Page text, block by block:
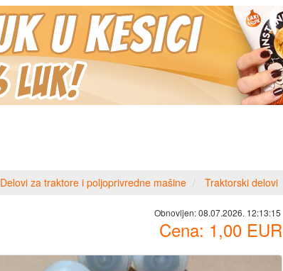
Delovi za traktore i poljoprivredne mašine Traktorski delovi
Obnovljen:08.07.2026. 12:13:15
Cena: 1,00 EUR